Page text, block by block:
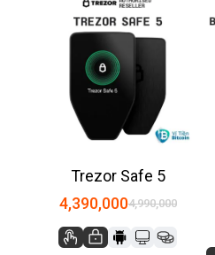
Trezor Safe 5
4,990,000
4,390,000